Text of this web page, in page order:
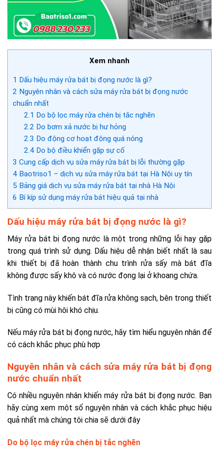
Xem nhanh
1 Dấu hiệu máy rửa bát bị đọng nước là gì?
2 Nguyên nhân và cách sửa máy rửa bát bị đọng nước
chuẩn nhất
2.1 Do bộ lọc máy rửa chén bị tắc nghẽn
2.2 Do bơm xả nước bị hư hỏng
2.3 Do động cơ hoạt động quá nóng
2.4Do bộ điều khiển gặp sự cố
3 Cung cấp dịch vụ sửa máy rửa bát bị lỗi thường gặp
4 Baotriso1 – dịch vụ sửa máy rửa bát tại Hà Nội uy tín
5 Bảng giá dịch vụ sửa máy rửa bát tại nhà Hà Nội
6 Bí kíp sử dụng máy rửa bát hiệu quả tại nhà
Dấu hiệu máy rửa bát bị đọng nước là gì?
Máy rửa bát bị đọng nước là một trong những lỗi hay gặp
trong quá trình sử dụng. Dấu hiệu dễ nhận biết nhất là sau
khi thiết bị đã hoàn thành chu trình rửa sấy mà bát đĩa
không được sấy khô và có nước đọng lại ở khoang chứa.
Tình trạng này khiến bát đĩa rửa không sạch, bên trong thiết
bị cũng có mùi hôi khó chịu.
Nếu máy rửa bát bị đọng nước, hãy tìm hiểu nguyên nhân để
có cách khắc phục phù hợp
Nguyên nhân và cách sửa máy rửa bát bị đọng
nước chuẩn nhất
Có nhiều nguyên nhân khiến máy rửa bát bị đọng nước. Bạn
hãy cùng xem một số nguyên nhân và cách khắc phục hiệu
quả nhất mà chúng tôi chia sẽ dưới đây
Do bộ lọc máy rửa chén bị tắc nghẽn